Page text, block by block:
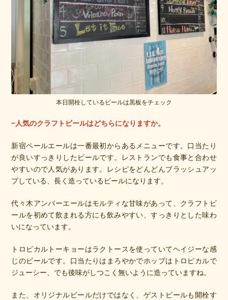
本日開栓しているビールは黒板をチェック
−人気のクラフトビールはどちらになりますか。
新宿ペールエールは一番最初からあるメニューです。口当たり
が良いすっきりしたビールです。レストランでも食事と合わせ
やすいので人気があります。レシピをどんどんブラッシュアッ
プしている、長く造っているビールになります。
代々木アンバーエールはモルティな甘味があって、クラフトビ
ールを初めて飲まれる方にも飲みやすい、すっきりとした味わ
いになっています。
トロピカルトーキョーはラクトースを使っていてヘイジーな感
じのビールです。口当たりはまろやかでホップはトロピカルで
ジューシー、でも後味がしつこく無いように造っていますね。
また、オリジナルビールだけではなく、ゲストビールも開栓す